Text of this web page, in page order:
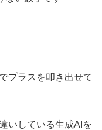
プラスを叩き出せて
いしている生成AIを